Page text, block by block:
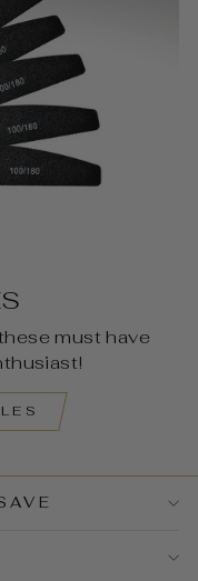
must have